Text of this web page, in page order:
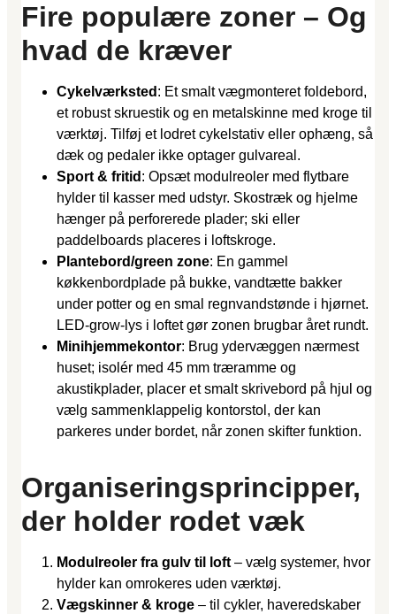
Fire populære zoner – Og
hvad de kræver
Cykelværksted : Et smalt vægmonteret foldebord,
et robust skruestik og en metalskinne med kroge til
værktøj. Tilføj et lodret cykelstativ eller ophæng, så
dæk og pedaler ikke optager gulvareal.
Sport & fritid : Opsæt modulreoler med flytbare
hylder til kasser med udstyr. Skostræk og hjelme
hænger på perforerede plader; ski eller
paddelboards placeres i loftskroge.
Plantebord/green zone: En gammel
køkkenbordplade på bukke, vandtætte bakker
under potter og en smal regnvandstønde i hjørnet.
LED-grow-lys i loftet gør zonen brugbar året rundt.
Minihjemmekontor: Brug ydervæggen nærmest
huset; isolér med 45 mm træramme og
akustikplader, placer et smalt skrivebord på hjul og
vælg sammenklappelig kontorstol, der kan
parkeres under bordet, når zonen skifter funktion.
Organiseringsprincipper,
der holder rodet væk
Modulreoler fra gulv til loft – vælg systemer, hvor
hylder kan omrokeres uden værktøj.
Vægskinner & kroge – til cykler, haveredskaber